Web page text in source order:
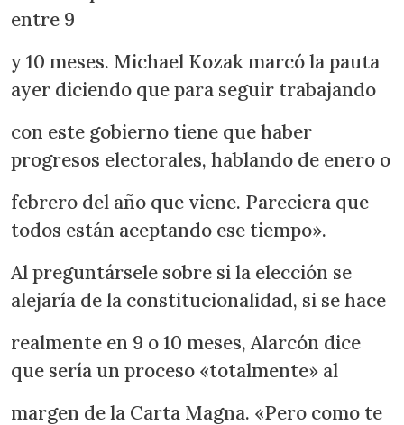
entre 9
y 10 meses. Michael Kozak marcó la pauta
ayer diciendo que para seguir trabajando
con este gobierno tiene que haber
progresos electorales, hablando de enero o
febrero del año que viene. Pareciera que
todos están aceptando ese tiempo».
Al preguntársele sobre si la elección se
alejaría de la constitucionalidad, si se hace
realmente en 9 o 10 meses, Alarcón dice
que sería un proceso «totalmente» al
margen de la Carta Magna. «Pero como te